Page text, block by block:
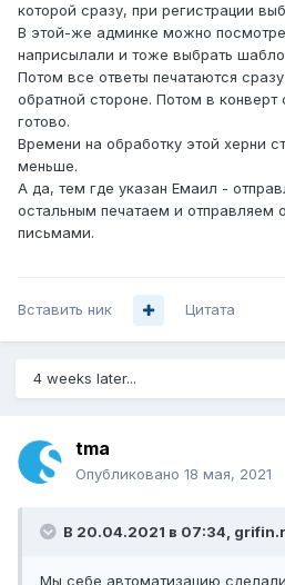
которой сразу, при регистрации
В этой-же админке можно
наприсылали и тоже выбрать
Потом все ответы печатаются
обратной стороне. Потом в
готово.
Времени на обработку этой херни
меньше.
А да, тем где указан Емаил -
остальным печатаем и отправляем
письмами.
Вставить ник Цитата
4 weeks later...
tma
Опубликовано 18 мая, 2021
В 20.04.2021 в 07:34,
Мы себе автоматизацию